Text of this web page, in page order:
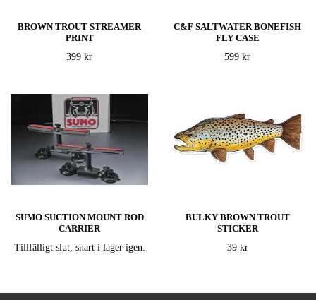
BROWN TROUT STREAMER
PRINT
399 kr
C&F SALTWATER BONEFISH
FLY CASE
599 kr
SUMO SUCTION MOUNT ROD
CARRIER
Tillfälligt slut, snart i lager igen.
BULKY BROWN TROUT
STICKER
39 kr